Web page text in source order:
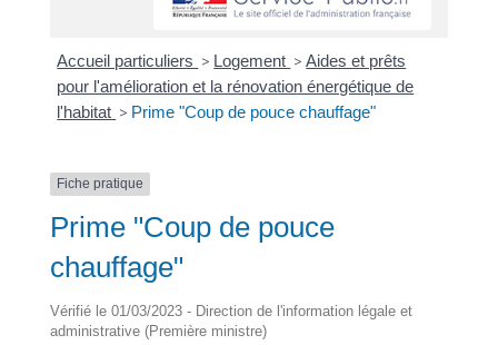
Accueil particuliers > Logement > Aides et prêts
pour l'amélioration et la rénovation énergétique de
l'habitat > Prime "Coup de pouce chauffage"
Fiche pratique
Prime "Coup de pouce
chauffage"
Vérifié le 01/03/2023 - Direction de l'information légale et
administrative (Première ministre)